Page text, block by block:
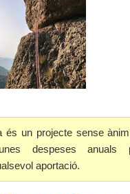
és un projecte sense
despeses anuals
aportació.